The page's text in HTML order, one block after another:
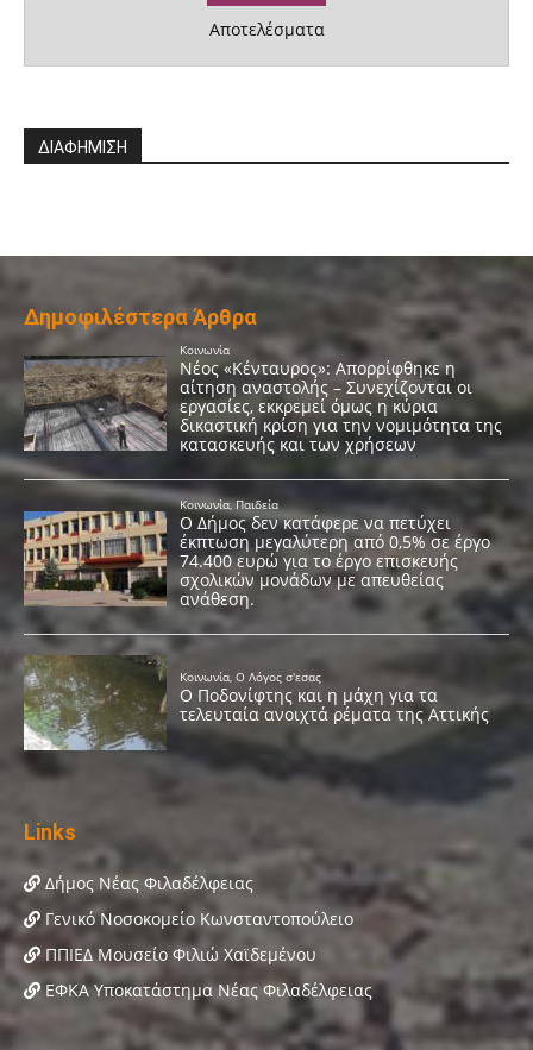
Αποτελέσματα
ΔΙΑΦΗΜΙΣΗ
Δημοφιλέστερα Άρθρα
Links
Δήμος Νέας Φιλαδέλφειας
Γενικό Νοσοκομείο Κωνσταντοπούλειο
ΠΠΙΕΔ Μουσείο Φιλιώ Χαϊδεμένου
ΕΦΚΑ Υποκατάστημα Νέας Φιλαδέλφειας